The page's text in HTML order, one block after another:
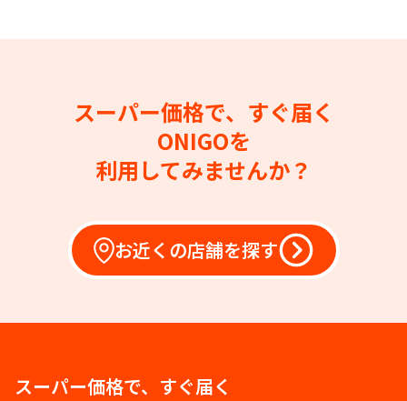
スーパー価格で、すぐ届く
ONIGOを
利用してみませんか？
お近くの店舗を探す
スーパー価格で、すぐ届く